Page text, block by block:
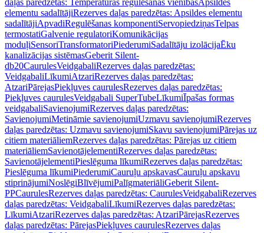
daļas paredzētas: Temperatūras regulēšanas vienībasApsildes
elementu sadalītājiRezerves daļas paredzētas: Apsildes elementu
sadalītājiApvadiRegulēšanas komponentiServopiedziņasTelpas
termostatiGalvenie regulatoriKomunikācijas
moduļiSensoriTransformatoriPiederumiSadalītāju izolācijaĒku
kanalizācijas sistēmasGeberit Silent-
db20CaurulesVeidgabaliRezerves daļas paredzētas:
VeidgabaliLīkumiAtzariRezerves daļas paredzētas:
AtzariPārejasPiekļuves caurulesRezerves daļas paredzētas:
Piekļuves caurulesVeidgabali SuperTubeLīkumiĪpašas formas
veidgabaliSavienojumiRezerves daļas paredzētas:
SavienojumiMetināmie savienojumiUzmavu savienojumiRezerves
daļas paredzētas: Uzmavu savienojumiSkavu savienojumiPārejas uz
citiem materiāliemRezerves daļas paredzētas: Pārejas uz citiem
materiāliemSavienotājelementiRezerves daļas paredzētas:
SavienotājelementiPieslēguma līkumiRezerves daļas paredzētas:
Pieslēguma līkumiPiederumiCauruļu apskavasCauruļu apskavu
stiprinājumiNoslēgiBlīvējumiPalīgmateriāliGeberit Silent-
PPCaurulesRezerves daļas paredzētas: CaurulesVeidgabaliRezerves
daļas paredzētas: VeidgabaliLīkumiRezerves daļas paredzētas:
LīkumiAtzariRezerves daļas paredzētas: AtzariPārejasRezerves
daļas paredzētas: PārejasPiekļuves caurulesRezerves daļas